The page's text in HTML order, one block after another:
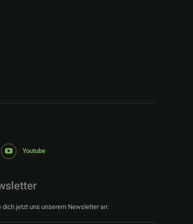
Youtube
dich jetzt uns unserem Newsletter an: